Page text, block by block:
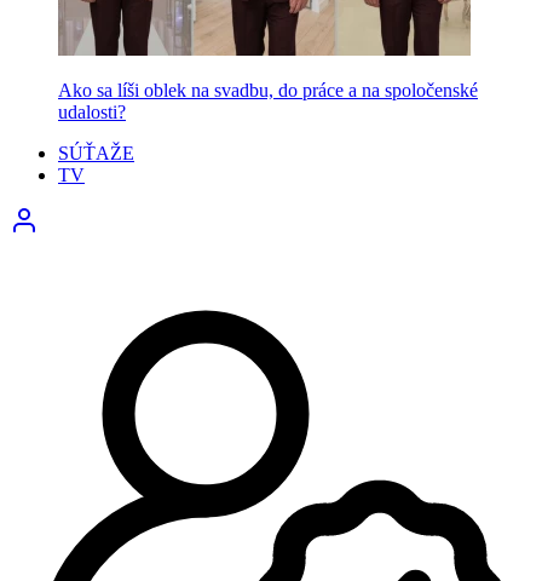
Ako sa líši oblek na svadbu, do práce a na spoločenské
udalosti?
SÚŤAŽE
TV